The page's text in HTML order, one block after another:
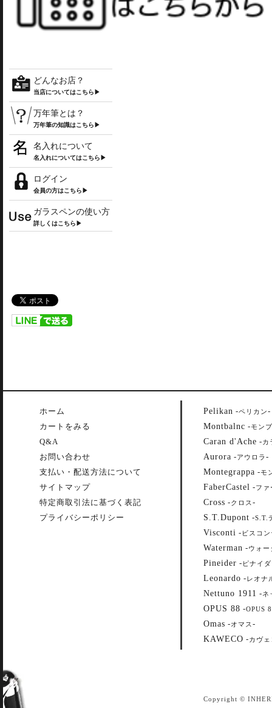
どんなお店？
当店についてはこちら▶
万年筆とは？
万年筆の知識はこちら▶
名入れについて
名入れについてはこちら▶
ログイン
会員の方はこちら▶
ガラスペンの使い方
詳しくはこちら▶
ホーム
カートをみる
Q&A
お問い合わせ
支払い・配送方法について
サイトマップ
特定商取引法に基づく表記
プライバシーポリシー
Pelikan -ペリカン-
Montbalnc -モン
Caran d'Ache -カ
Aurora -アウロラ -
Montegrappa -モ
FaberCastel -ファ
Cross -クロス -
S.T.Dupont -S.T.
Visconti - ビスコ
Waterman -ウォー
Pineider - ピナイ
Leonardo -レオナ
Nettuno 1911 -ネ
OPUS 88 -OPUS
Omas -オマス -
KAWECO -カヴェ
Copyright ©